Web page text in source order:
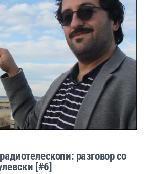
разговор со
[#6]